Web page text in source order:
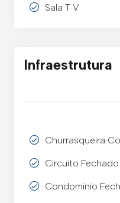
Sala T V
Infraestrutura
Churrasqueira
Circuito Fechado
Condominio